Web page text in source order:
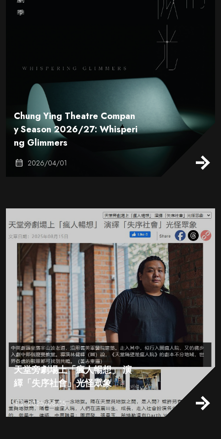
Chung Ying Theatre Compan
y Season 2026/27: Whisperi
ng Glimmers
2026/04/01
天堂旁劇場上「瘋人暢想」 演
繹「失序社會」光怪眾象
2025/08/15